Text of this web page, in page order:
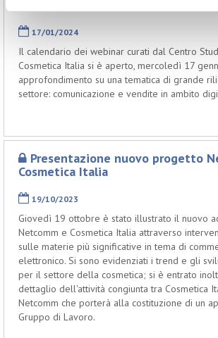
I webinar 2024 del Centro Studi
17/01/2024
Il calendario dei webinar curati dal Centro
Cosmetica Italia si è aperto, mercoledì 17
approfondimento su una tematica di grande
settore: comunicazione e vendite in ambito
Presentazione nuovo progetto
Cosmetica Italia
19/10/2023
Giovedì 19 ottobre è stato illustrato il nuovo
Netcomm e Cosmetica Italia attraverso
sulle materie più significative in tema di
elettronico. Si sono evidenziati i trend e gli
per il settore della cosmetica; si è entrato
dettaglio dell'attività congiunta tra Cosmetica
Netcomm che porterà alla costituzione di un
Gruppo di Lavoro.